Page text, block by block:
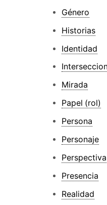
Género
Historias
Identidad
Mirada
Papel (rol)
Persona
Personaje
Perspectiva
Presencia
Realidad